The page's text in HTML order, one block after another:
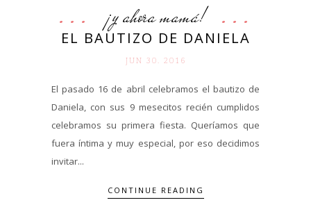
¡y ahora mamá!
EL BAUTIZO DE DANIELA
JUN 30. 2016
El pasado 16 de abril celebramos el bautizo de
Daniela, con sus 9 mesecitos recién cumplidos
celebramos su primera fiesta. Queríamos que
fuera íntima y muy especial, por eso decidimos
invitar...
CONTINUE READING